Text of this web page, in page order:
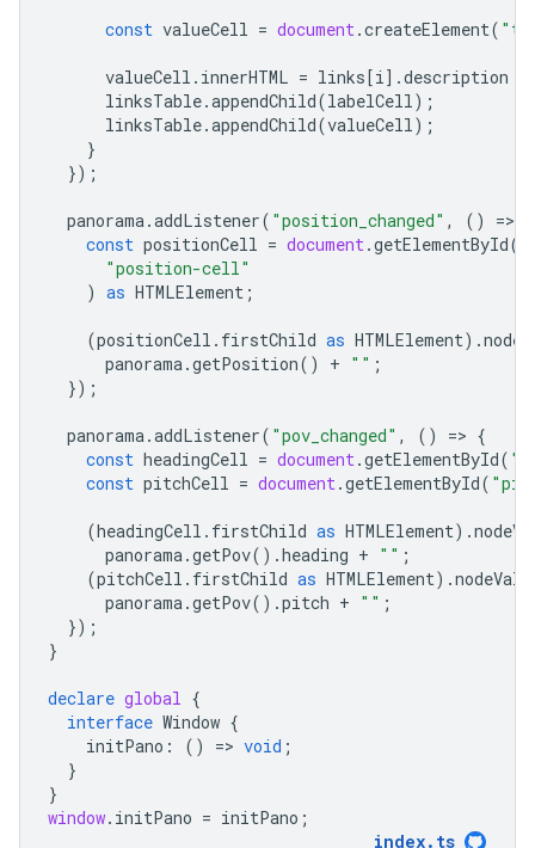
const valueCell = document.createElement(
valueCell . innerHTML = links[i].description
linksTable.appendChild(labelCell);
linksTable.appendChild(valueCell);
}
});
panorama.addListener( "position_changed" , () =>
const positionCell = document.getElementById(
"position-cell"
) as HTMLElement ;
(positionCell . firstChild as HTMLElement).
panorama.getPosition() + "" ;
});
panorama.addListener( "pov_changed" , () => {
const headingCell = document.getElementById(
const pitchCell = document.getElementById(
(headingCell . firstChild as HTMLElement).
panorama.getPov().heading + "" ;
(pitchCell . firstChild as HTMLElement).
panorama.getPov().pitch + "" ;
});
}
declare global {
interface Window {
initPano : () => void ;
}
}
window. initPano = initPano ;
index. ts